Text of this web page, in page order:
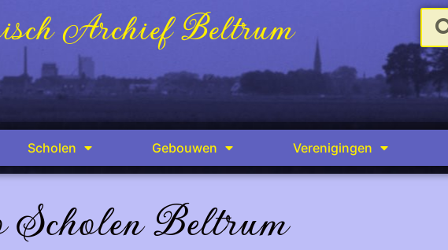
Archief Beltrum
Scholen Gebouwen Verenigingen
Beltrum